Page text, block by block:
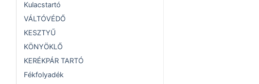
Kulacstartó
VÁLTÓVÉDŐ
KESZTYŰ
KÖNYÖKLŐ
KERÉKPÁR TARTÓ
Fékfolyadék